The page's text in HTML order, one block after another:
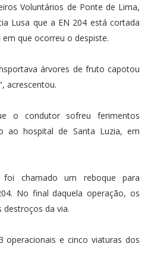
Voluntários de Ponte de Lima,
Lusa que a EN 204 está cortada
que ocorreu o despiste.
árvores de fruto capotou
acrescentou.
o condutor sofreu ferimentos
ao hospital de Santa Luzia, em
foi chamado um reboque para
No final daquela operação, os
da via.
operacionais e cinco viaturas dos